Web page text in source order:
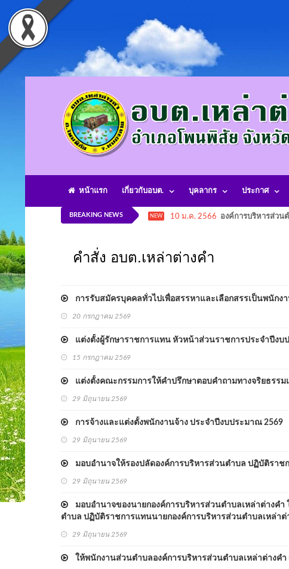
หน้าแรก เกี่ยวกับอบต. บุคลากร ประกาศ
BREAKING NEWS NEW 10 ม.ค. 2566 องค์การบริหารส่วน
คำสั่ง อบต.เหล่าต่างคำ
การรับสมัครบุคคลทั่วไปเพื่อสรรหาและเลือกสรรเป็นพนักง
20 กรกฎาคม 2569
แต่งตั้งผู้รักษาราชการแทน หัวหน้าส่วนราชการประจำปีงบ
15 กรกฎาคม 2569
แต่งตั้งคณะกรรมการให้คำปรึกษาตอบคำถามทางจริยธรร
29 มิถุนายน 2569
การจ้างและแต่งตั้งพนักงานจ้าง ประจำปีงบประมาณ 2569
29 มิถุนายน 2569
มอบอำนาจให้รองปลัดองค์การบริหารส่วนตำบล ปฏิบัติราช
29 มิถุนายน 2569
มอบอำนาจของนายกองค์การบริหารส่วนตำบลเหล่าต่างค
ตำบล ปฏิบัติราชการแทนนายกองค์การบริหารส่วนตำบลเหล่าต่
29 มิถุนายน 2569
ให้พนักงานส่วนตำบลองค์การบริหารส่วนตำบลเหล่าต่างคำ